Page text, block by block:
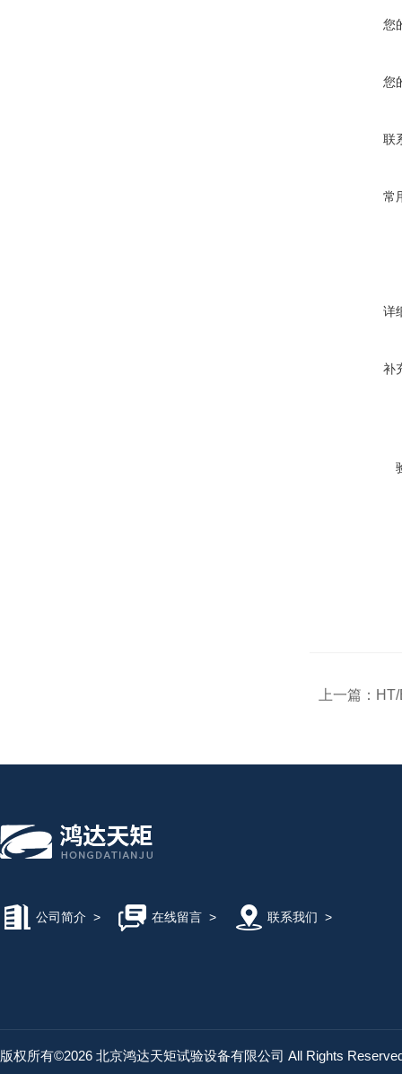
您
您
联
常
详
补
上一篇：
公司简介 > 在线留言> 联系我们 >
版权所有©2026 北京鸿达天矩试验设备有限公司 All Rights